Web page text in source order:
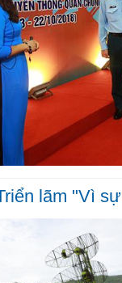
lãm "Vì